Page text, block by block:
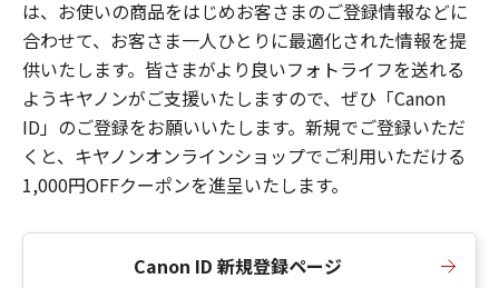
は、お使いの商品をはじめお客さまのご登録情報などに
合わせて、お客さま一人ひとりに最適化された情報を提
供いたします。皆さまがより良いフォトライフを送れる
ようキヤノンがご支援いたしますので、ぜひ「Canon
ID」のご登録をお願いいたします。新規でご登録いただ
くと、キヤノンオンラインショップでご利用いただける
1,000円OFFクーポンを進呈いたします。
Canon ID 新規登録ページ